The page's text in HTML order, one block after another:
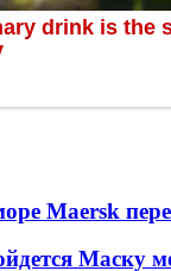
Maersk
Маску